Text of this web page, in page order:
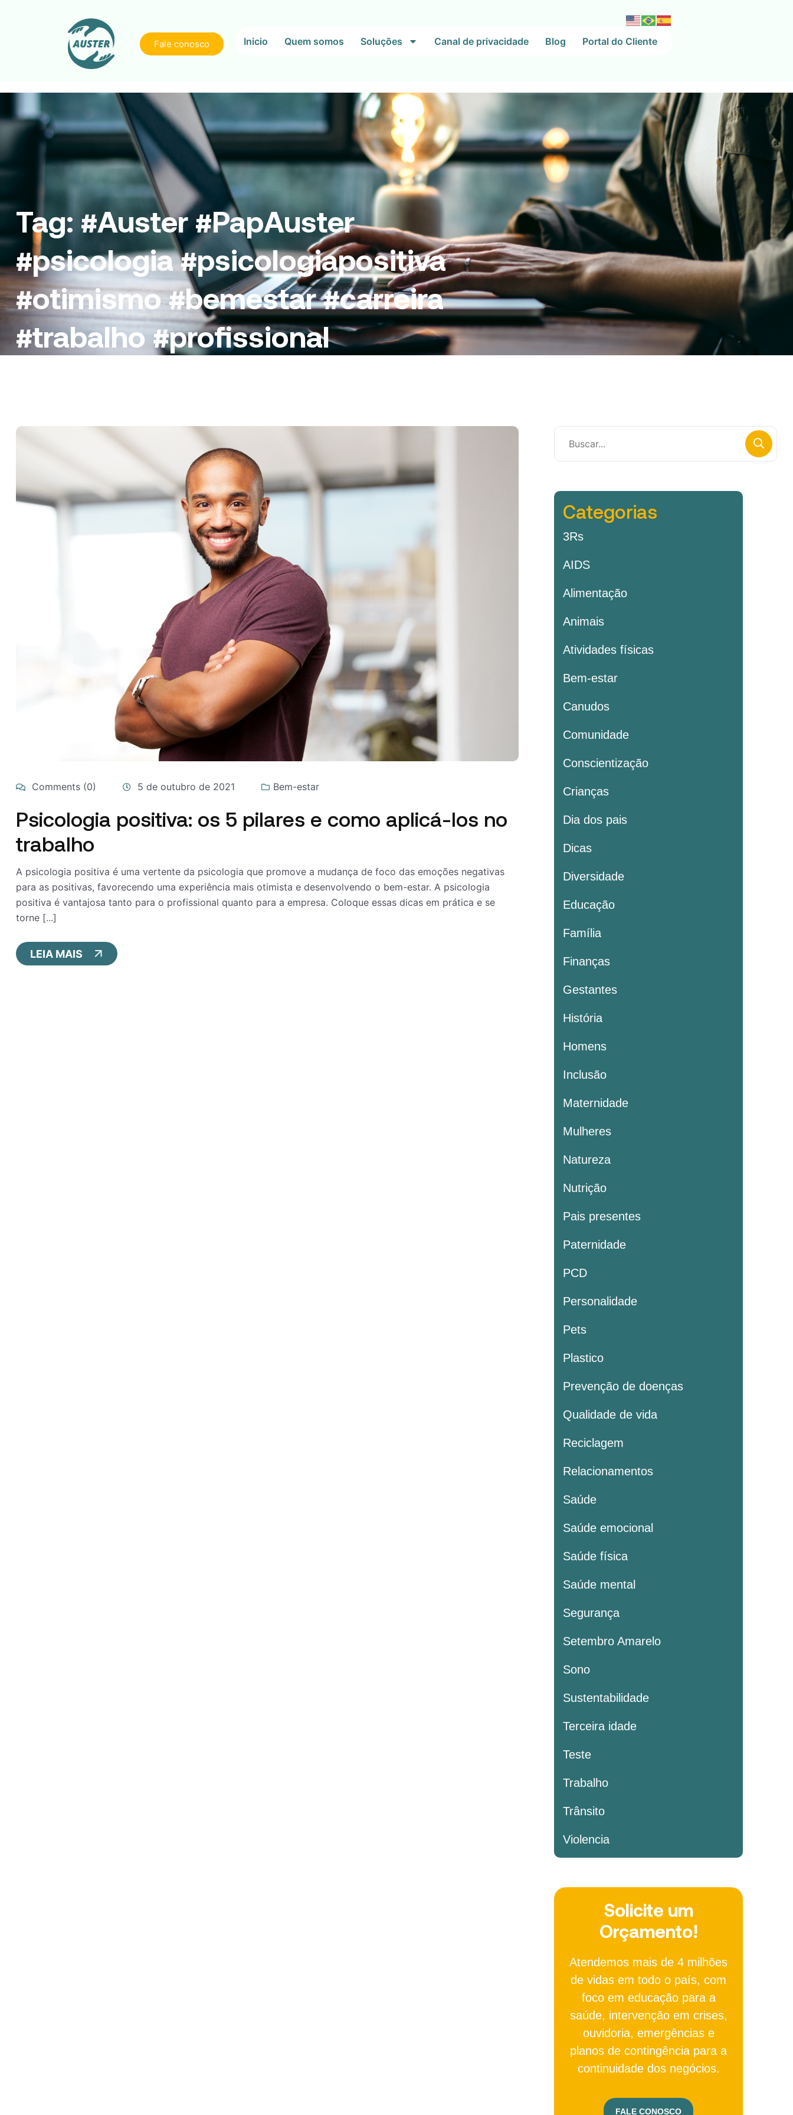
Fale conosco Inicio Quem somos Soluções Canal de privacidade Blog Portal do Cliente
Tag: #Auster #PapAuster
#psicologia #psicologiapositiva
#otimismo #bemestar #carreira
#trabalho #profissional
Comments (0) 5 de outubro de 2021 Bem-estar
Psicologia positiva: os 5 pilares e como aplicá-los no
trabalho
A psicologia positiva é uma vertente da psicologia que promove a mudança de foco das emoções negativas
para as positivas, favorecendo uma experiência mais otimista e desenvolvendo o bem-estar. A psicologia
positiva é vantajosa tanto para o profissional quanto para a empresa. Coloque essas dicas em prática e se
torne [...]
LEIA MAIS
Categorias
3Rs
AIDS
Alimentação
Animais
Atividades físicas
Bem-estar
Canudos
Comunidade
Conscientização
Crianças
Dia dos pais
Dicas
Diversidade
Educação
Família
Finanças
Gestantes
História
Homens
Inclusão
Maternidade
Mulheres
Natureza
Nutrição
Pais presentes
Paternidade
PCD
Personalidade
Pets
Plastico
Prevenção de doenças
Qualidade de vida
Reciclagem
Relacionamentos
Saúde
Saúde emocional
Saúde física
Saúde mental
Segurança
Setembro Amarelo
Sono
Sustentabilidade
Terceira idade
Teste
Trabalho
Trânsito
Violencia
Solicite um
Orçamento!
Atendemos mais de 4 milhões
de vidas em todo o país, com
foco em educação para a
saúde, intervenção em crises,
ouvidoria, emergências e
planos de contingência para a
continuidade dos negócios.
FALE CONOSCO